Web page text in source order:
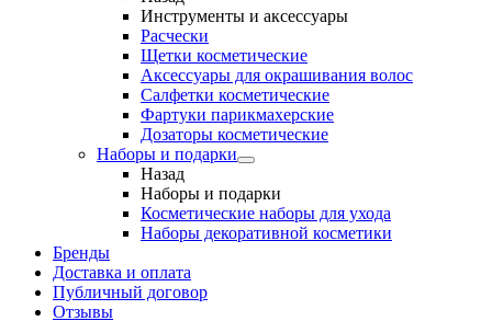
Инструменты и аксессуары
Расчески
Щетки косметические
Аксессуары для окрашивания волос
Салфетки косметические
Фартуки парикмахерские
Дозаторы косметические
Наборы и подарки
Назад
Наборы и подарки
Косметические наборы для ухода
Наборы декоративной косметики
Бренды
Доставка и оплата
Публичный договор
Отзывы